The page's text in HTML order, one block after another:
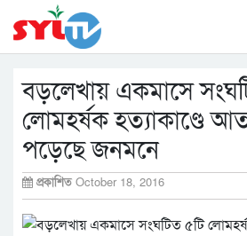
বড়লেখায় একমাসে
লোমহর্ষক হত্যাকাণ্ডে
পড়েছে জনমনে
প্রকাশিত October 18, 2016